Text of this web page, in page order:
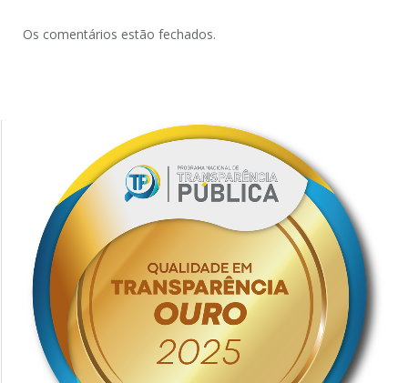
Os comentários estão fechados.